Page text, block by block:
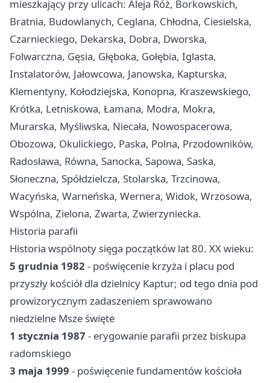
mieszkający przy ulicach: Aleja Róż, Borkowskich,
Bratnia, Budowlanych, Ceglana, Chłodna, Ciesielska,
Czarnieckiego, Dekarska, Dobra, Dworska,
Folwarczna, Gęsia, Głęboka, Gołębia, Iglasta,
Instalatorów, Jałowcowa, Janowska, Kapturska,
Klementyny, Kołodziejska, Konopna, Kraszewskiego,
Krótka, Letniskowa, Łamana, Modra, Mokra,
Murarska, Myśliwska, Niecała, Nowospacerowa,
Obozowa, Okulickiego, Paska, Polna, Przodowników,
Radosława, Równa, Sanocka, Sapowa, Saska,
Słoneczna, Spółdzielcza, Stolarska, Trzcinowa,
Wacyńska, Warneńska, Wernera, Widok, Wrzosowa,
Wspólna, Zielona, Zwarta, Zwierzyniecka.
Historia parafii
Historia wspólnoty sięga początków lat 80. XX wieku:
5 grudnia 1982 - poświęcenie krzyża i placu pod
przyszły kościół dla dzielnicy Kaptur; od tego dnia pod
prowizorycznym zadaszeniem sprawowano
niedzielne Msze święte
1 stycznia 1987 - erygowanie parafii przez biskupa
radomskiego
3 maja 1999 - poświęcenie fundamentów kościoła